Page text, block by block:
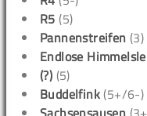
R5 (5)
Pannenstreifen (3)
Endlose
(?) (5)
Buddelfink (5+/6-)